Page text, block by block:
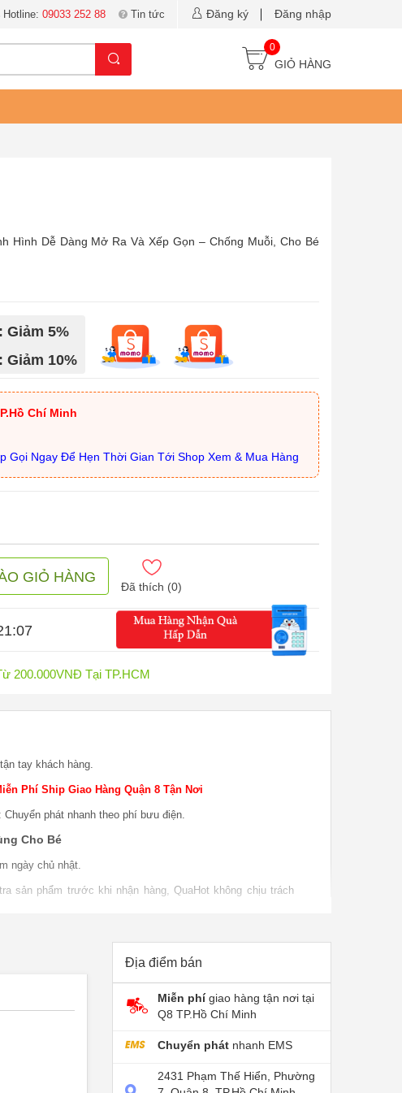
Hotline: 09033 252 88 Tin tức Đăng ký Đăng nhập
0
GIỎ HÀNG
Hình Dễ Dàng Mở Ra Và Xếp Gọn – Chống Muỗi, Cho Bé
Giảm 5%
Giảm 10%
Chí Minh
Gọi Ngay Để Hẹn Thời Gian Tới Shop Xem & Mua Hàng
GIỎ HÀNG
Đã thích (0)
200.000VNĐ Tại TP.HCM
tay khách hàng.
Phí Ship Giao Hàng Quận 8 Tận Nơi
phát nhanh theo phí bưu điện.
Cho Bé
ngày chủ nhật.
sản phẩm trước khi nhận hàng, QuaHot không chịu trách
giao hàng.
Địa điểm bán
Miễn phígiao hàng tận nơi tại
Q8 TP.Hồ Chí Minh
Chuyển phát nhanh EMS
2431 Phạm Thế Hiển, Phường